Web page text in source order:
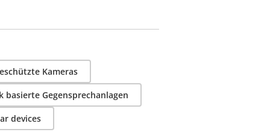
Kameras
basierte Gegensprechanlagen
devices